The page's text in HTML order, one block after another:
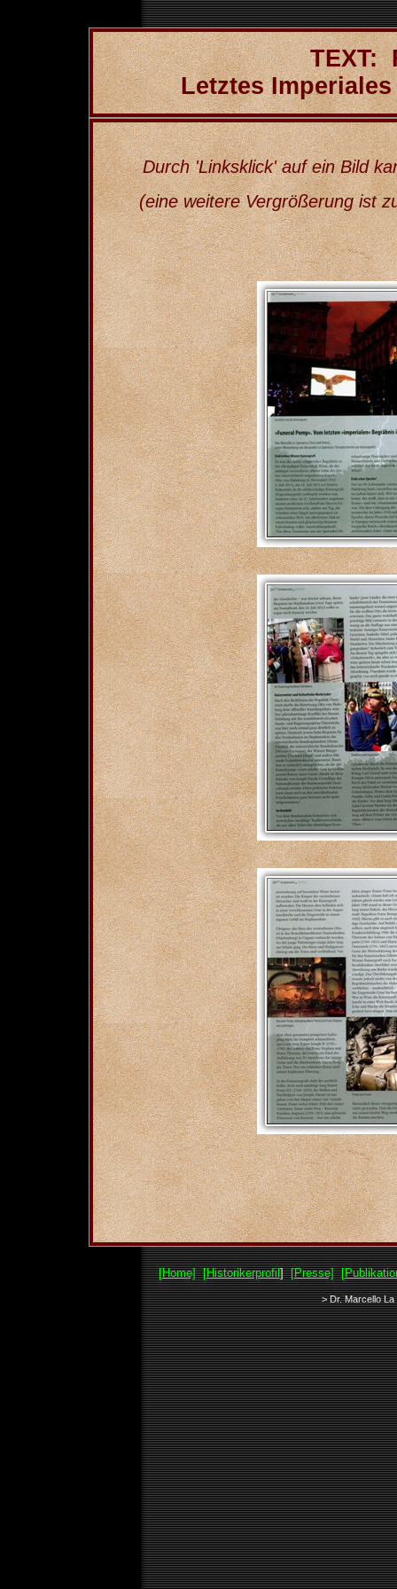
TEXT:
Letztes
Durch 'Linksklick' auf ein Bild
(eine weitere Vergrößerung ist
[Home] [Historikerprofil] [Presse]
> Dr. Marcello